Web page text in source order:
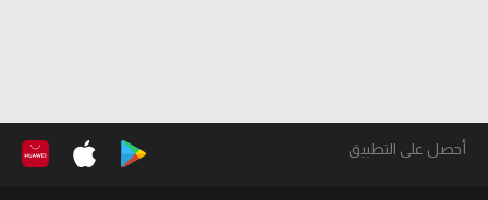
أحصل على التطبيق